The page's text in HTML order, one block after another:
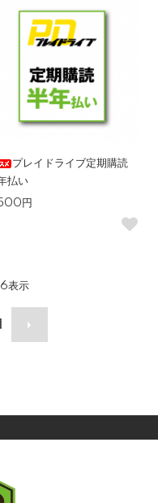
プレイドライブ定期購読
払い
円
表示